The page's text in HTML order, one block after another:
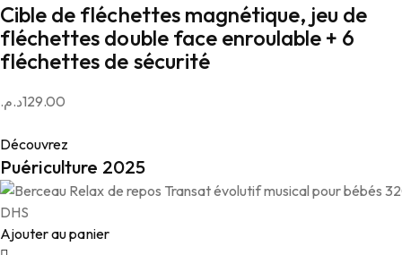
Cible de fléchettes magnétique, jeu de
fléchettes double face enroulable + 6
fléchettes de sécurité
129.00د.م.
Découvrez
Puériculture 2025
Ajouter au panier